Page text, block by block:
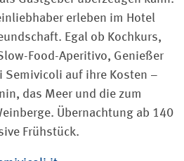
erleben im Hotel
Egal ob Kochkurs,
Food-Aperitivo, Genießer
Semivicoli auf ihre Kosten –
das Meer und die zum
Übernachtung ab 140
Frühstück.